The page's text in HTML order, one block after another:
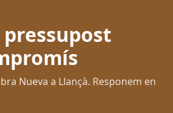
Nueva a Llançà. Responem en